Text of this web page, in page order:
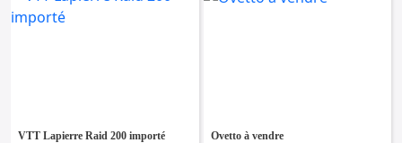
VTT Lapierre Raid 200 importé Ovetto à vendre